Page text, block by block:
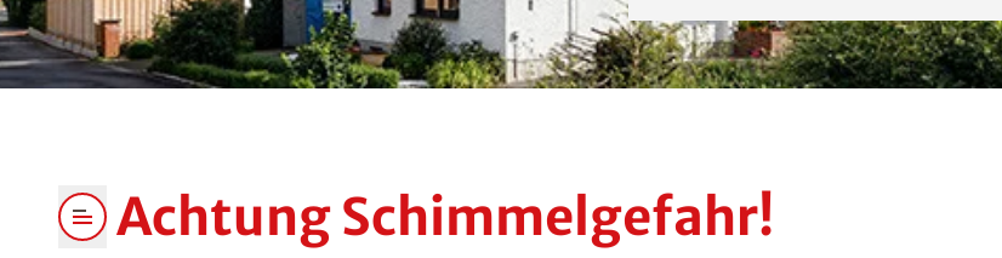
Achtung Schimmelgefahr!